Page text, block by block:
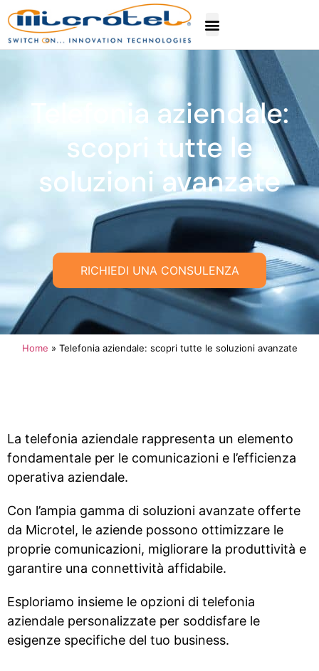
Telefonia aziendale:
scopri tutte le
soluzioni avanzate
RICHIEDI UNA CONSULENZA
Home » Telefonia aziendale: scopri tutte le soluzioni avanzate
La telefonia aziendale rappresenta un elemento
fondamentale per le comunicazioni e l’efficienza
operativa aziendale.
Con l’ampia gamma di soluzioni avanzate offerte
da Microtel, le aziende possono ottimizzare le
proprie comunicazioni, migliorare la produttività e
garantire una connettività affidabile.
Esploriamo insieme le opzioni di telefonia
aziendale personalizzate per soddisfare le
esigenze specifiche del tuo business.